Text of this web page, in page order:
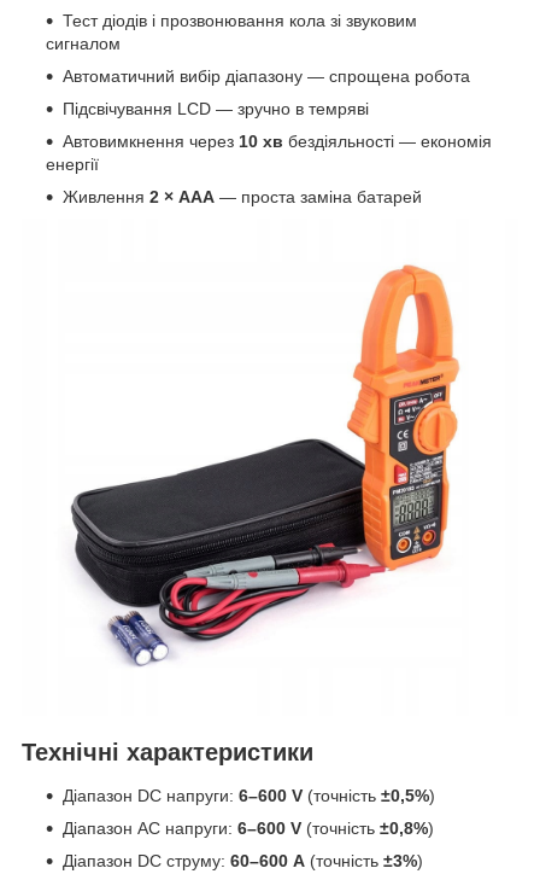
Тест діодів і прозвонювання кола зі звуковим
сигналом
Автоматичний вибір діапазону — спрощена робота
Підсвічування LCD — зручно в темряві
Автовимкнення через 10 хв бездіяльності — економія
енергії
Живлення 2 × AAA — проста заміна батарей
Технічні характеристики
Діапазон DC напруги: 6–600 V (точність ±0,5%)
Діапазон AC напруги: 6–600 V (точність ±0,8%)
Діапазон DC струму: 60–600 A (точність ±3%)